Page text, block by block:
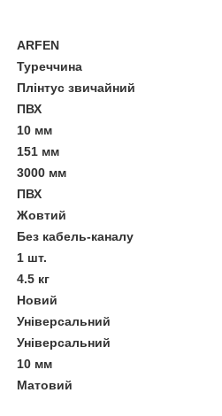
ARFEN
Туреччина
Плінтус звичайний
ПВХ
10 мм
151 мм
3000 мм
ПВХ
Жовтий
Без кабель-каналу
1 шт.
4.5 кг
Новий
Універсальний
Універсальний
10 мм
Матовий